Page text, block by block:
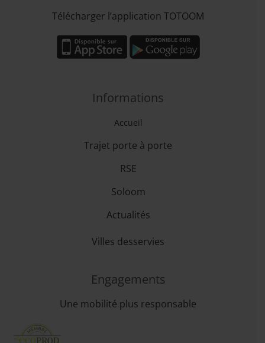
Télécharger l’application TOTOOM
Informations
Accueil
Trajet porte à porte
RSE
Soloom
Actualités
Villes desservies
Engagements
Une mobilité plus responsable